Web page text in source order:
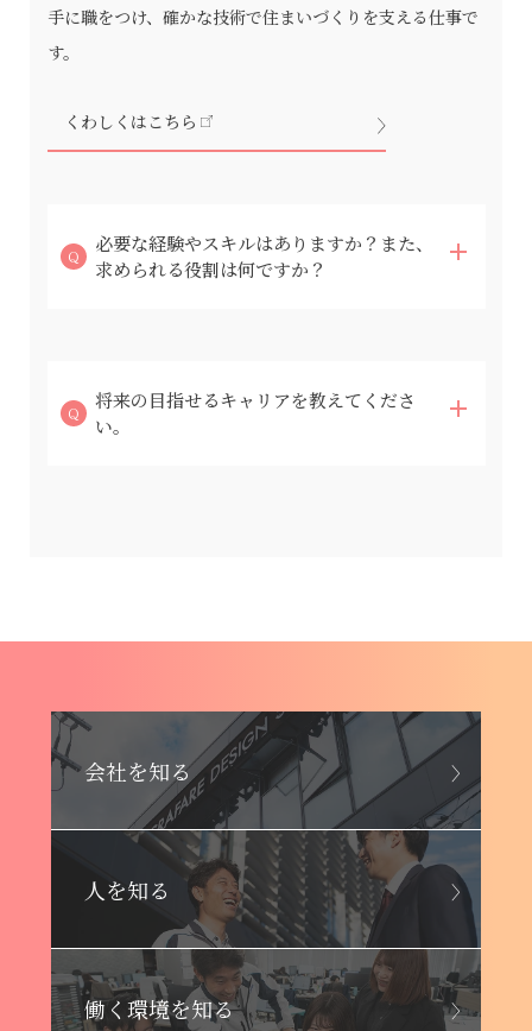
手に職をつけ、確かな技術で住まいづくりを支える仕事で
す。
くわしくはこちら
必要な経験やスキルはありますか？また、
求められる役割は何ですか？
将来の目指せるキャリアを教えてくださ
い。
会社を知る
人を知る
働く環境を知る